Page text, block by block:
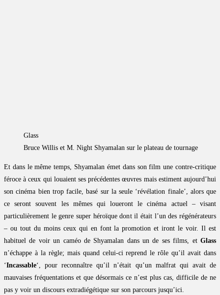
Glass
Bruce Willis et M. Night Shyamalan sur le plateau de tournage
Et dans le même temps, Shyamalan émet dans son film une contre-critique
féroce à ceux qui louaient ses précédentes œuvres mais estiment aujourd’hui
son cinéma bien trop facile, basé sur la seule ‘révélation finale’, alors que
ce seront souvent les mêmes qui loueront le cinéma actuel – visant
particulièrement le genre super héroïque dont il était l’un des régénérateurs
– ou tout du moins ceux qui en font la promotion et iront le voir. Il est
habituel de voir un caméo de Shyamalan dans un de ses films, et Glass
n’échappe à la règle; mais quand celui-ci reprend le rôle qu’il avait dans
‘Incassable‘, pour reconnaître qu’il n’était qu’un malfrat qui avait de
mauvaises fréquentations et que désormais ce n’est plus cas, difficile de ne
pas y voir un discours extradiégétique sur son parcours jusqu’ici.